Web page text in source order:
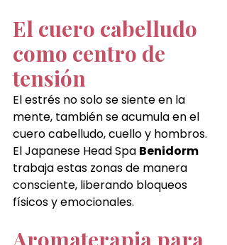
El cuero cabelludo
como centro de
tensión
El estrés no solo se siente en la
mente, también se acumula en el
cuero cabelludo, cuello y hombros.
El Japanese Head Spa Benidorm
trabaja estas zonas de manera
consciente, liberando bloqueos
físicos y emocionales.
Aromaterapia para